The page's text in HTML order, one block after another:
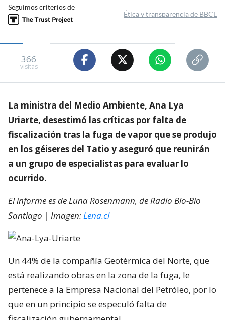
Seguimos criterios de
Ética y transparencia de BBCL
366
visitas
La ministra del Medio Ambiente, Ana Lya
Uriarte, desestimó las críticas por falta de
fiscalización tras la fuga de vapor que se produjo
en los géiseres del Tatio y aseguró que reunirán
a un grupo de especialistas para evaluar lo
ocurrido.
El informe es de Luna Rosenmann, de Radio Bío-Bío
Santiago | Imagen:Lena.cl
Un 44% de la compañía Geotérmica del Norte, que
está realizando obras en la zona de la fuga, le
pertenece a la Empresa Nacional del Petróleo, por lo
que en un principio se especuló falta de